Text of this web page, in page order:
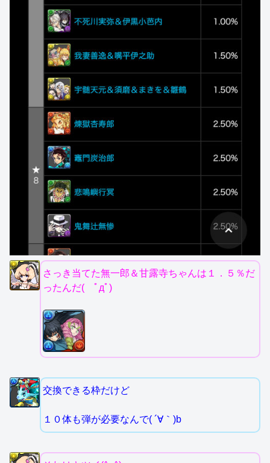
さっき当てた無一郎＆甘露寺ちゃんは１．５％だ
ったんだ( ﾟдﾟ)
交換できる枠だけど
１０体も弾が必要なんで( ´∀｀)b